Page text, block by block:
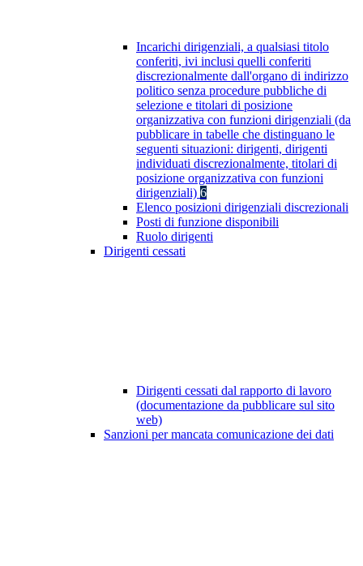
Incarichi dirigenziali, a qualsiasi titolo
conferiti, ivi inclusi quelli conferiti
discrezionalmente dall'organo di indirizzo
politico senza procedure pubbliche di
selezione e titolari di posizione
organizzativa con funzioni dirigenziali (da
pubblicare in tabelle che distinguano le
seguenti situazioni: dirigenti, dirigenti
individuati discrezionalmente, titolari di
posizione organizzativa con funzioni
dirigenziali) 6
Elenco posizioni dirigenziali discrezionali
Posti di funzione disponibili
Ruolo dirigenti
Dirigenti cessati
Dirigenti cessati dal rapporto di lavoro
(documentazione da pubblicare sul sito
web)
Sanzioni per mancata comunicazione dei dati